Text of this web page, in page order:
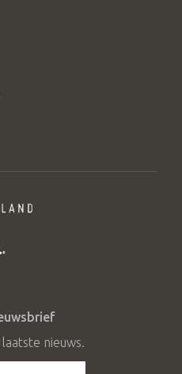
nieuws.